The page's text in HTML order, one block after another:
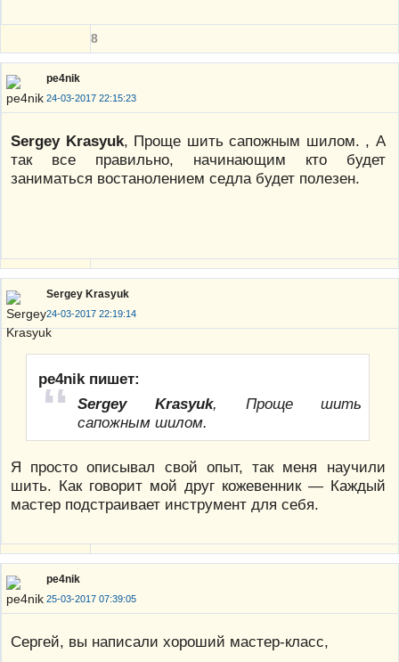
8
pe4nik
24-03-2017 22:15:23
Sergey Krasyuk, Проще шить сапожным шилом. , А
так все правильно, начинающим кто будет
заниматься востанолением седла будет полезен.
Sergey Krasyuk
24-03-2017 22:19:14
pe4nik пишет:
Sergey Krasyuk, Проще шить
сапожным шилом.
Я просто описывал свой опыт, так меня научили
шить. Как говорит мой друг кожевенник — Каждый
мастер подстраивает инструмент для себя.
pe4nik
25-03-2017 07:39:05
Сергей, вы написали хороший мастер-класс,